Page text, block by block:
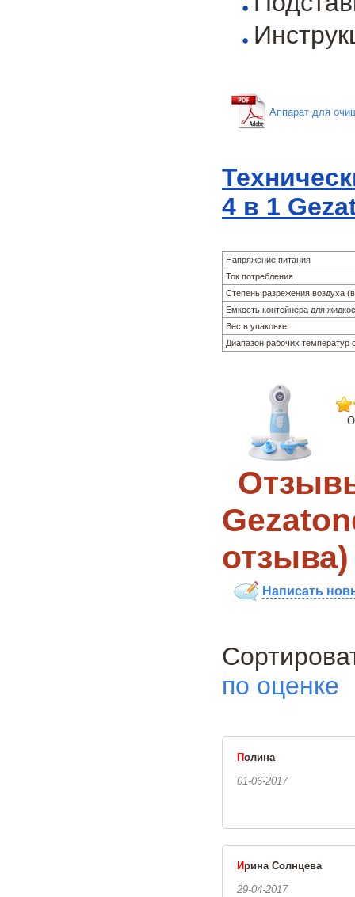
Аппарат для
4 в 1
Напряжение питания
Ток потребления
Степень разрежения воздуха
Емкость контейнера для
Вес в упаковке
Диапазон рабочих температур
отзыва)
Написать
по оценке
Полина
01-06-2017
Ирина Солнцева
29-04-2017